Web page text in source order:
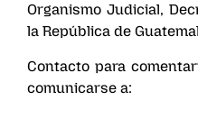
Organismo Judicial,
la República de
Contacto para
comunicarse a: